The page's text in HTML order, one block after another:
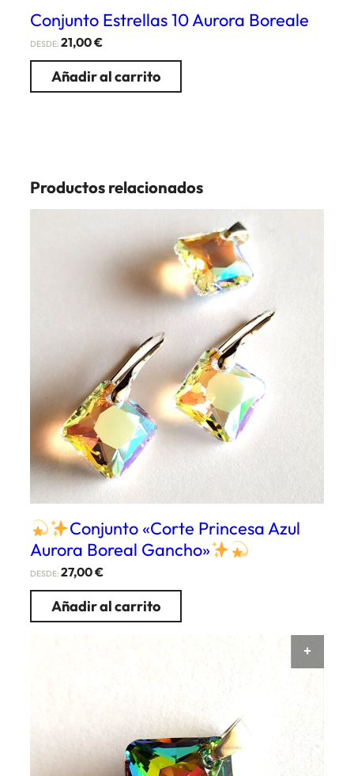
Conjunto Estrellas 10 Aurora Boreale
DESDE: 21,00€
Añadir al carrito
Productos relacionados
Conjunto «Corte Princesa Azul
Aurora Boreal Gancho»
DESDE: 27,00€
Añadir al carrito